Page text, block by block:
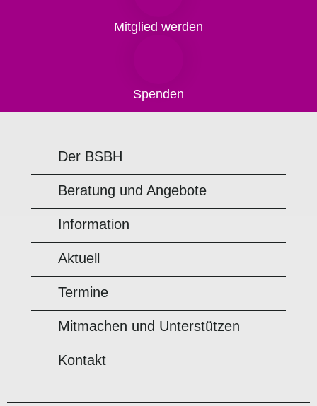
Mitglied werden
Spenden
Der BSBH
Beratung und Angebote
Information
Aktuell
Termine
Mitmachen und Unterstützen
Kontakt